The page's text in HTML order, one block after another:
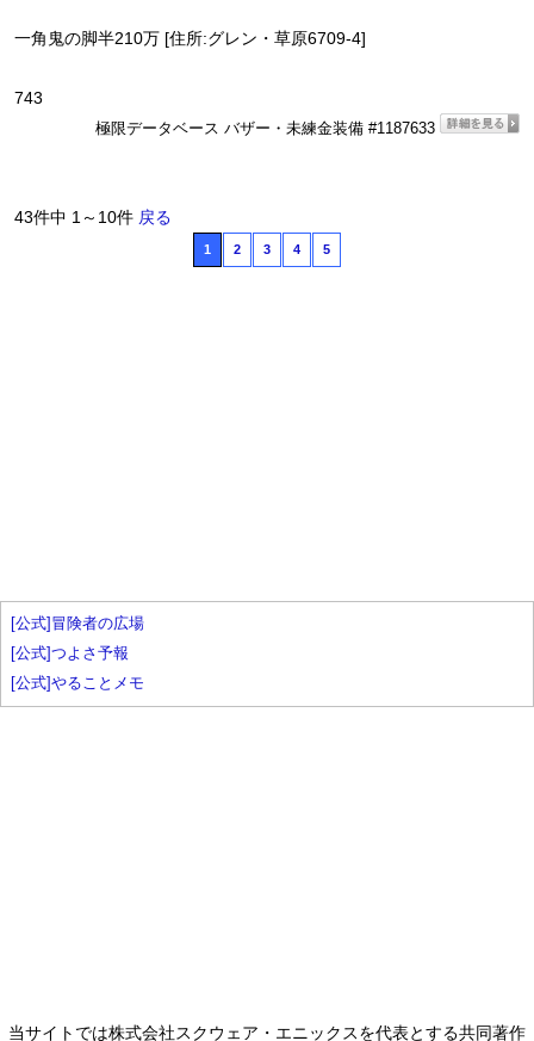
一角鬼の脚半210万 [住所:グレン・草原6709-4]
743
極限データベース バザー・未練金装備 #1187633
43件中 1～10件 戻る
1 2 3 4 5
[公式]冒険者の広場
[公式]つよさ予報
[公式]やることメモ
当サイトでは株式会社スクウェア・エニックスを代表とする共同著作